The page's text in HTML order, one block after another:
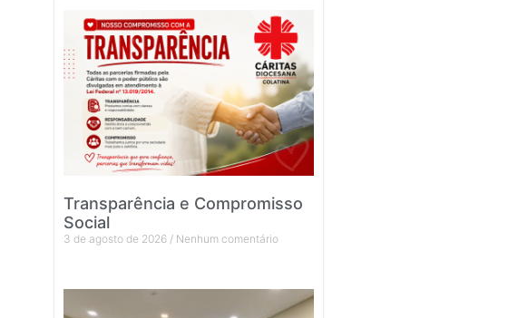
Transparência e Compromisso
Social
3 de agosto de 2026 Nenhum comentário